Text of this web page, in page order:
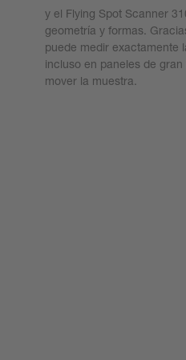
y el Flying Spot Scanner
geometría y formas.
puede medir exactamente
incluso en paneles de
mover la muestra.